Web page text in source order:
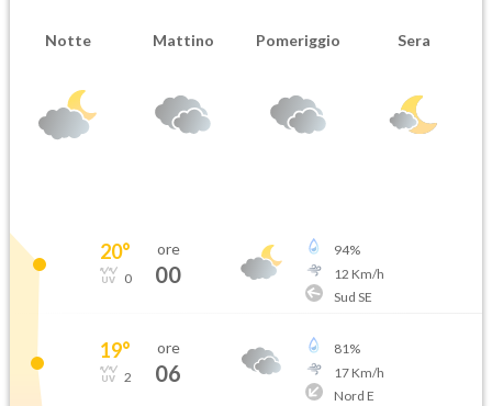
Notte Mattino Pomeriggio Sera
20°
0
ore
00
94%
12 Km/h
Sud SE
19°
2
ore
06
81%
17Km/h
Nord E